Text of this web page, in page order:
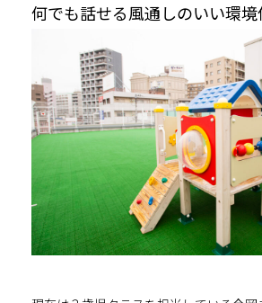
何でも話せる風通しのいい環境